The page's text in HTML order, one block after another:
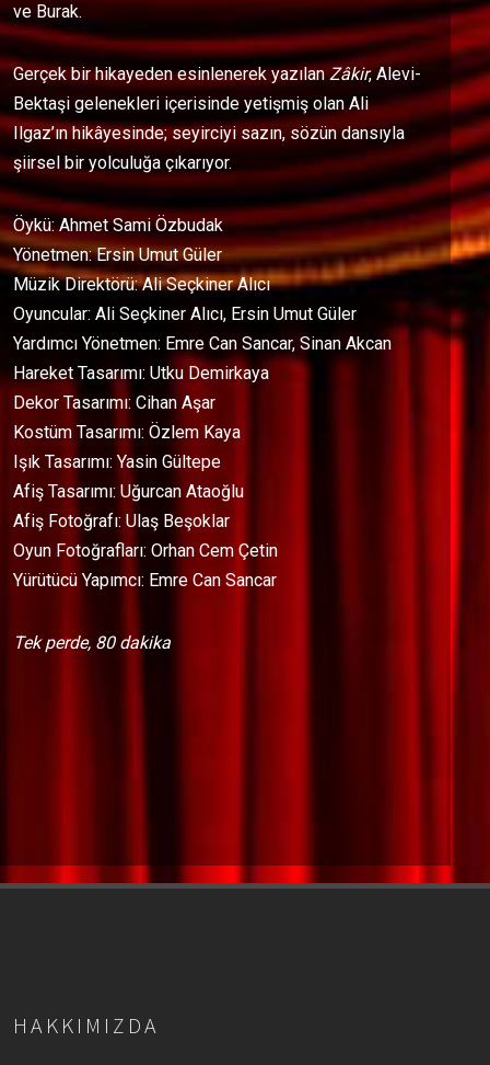
ve Burak.
Gerçek bir hikayeden esinlenerek yazılanZâkir, Alevi-
Bektaşi gelenekleri içerisinde yetişmiş olan Ali
Ilgaz’ın hikâyesinde; seyirciyi sazın, sözün dansıyla
şiirsel bir yolculuğa çıkarıyor.
Öykü: Ahmet Sami Özbudak
Yönetmen: Ersin Umut Güler
Müzik Direktörü: Ali Seçkiner Alıcı
Oyuncular: Ali Seçkiner Alıcı, Ersin Umut Güler
Yardımcı Yönetmen: Emre Can Sancar, Sinan Akcan
Hareket Tasarımı: Utku Demirkaya
Dekor Tasarımı: Cihan Aşar
Kostüm Tasarımı: Özlem Kaya
Işık Tasarımı: Yasin Gültepe
Afiş Tasarımı: Uğurcan Ataoğlu
Afiş Fotoğrafı: Ulaş Beşoklar
Oyun Fotoğrafları: Orhan Cem Çetin
Yürütücü Yapımcı: Emre Can Sancar
Tek perde, 80 dakika
HAKKIMIZDA